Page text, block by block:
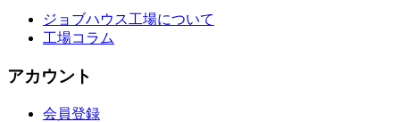
ジョブハウス工場について
工場コラム
アカウント
会員登録